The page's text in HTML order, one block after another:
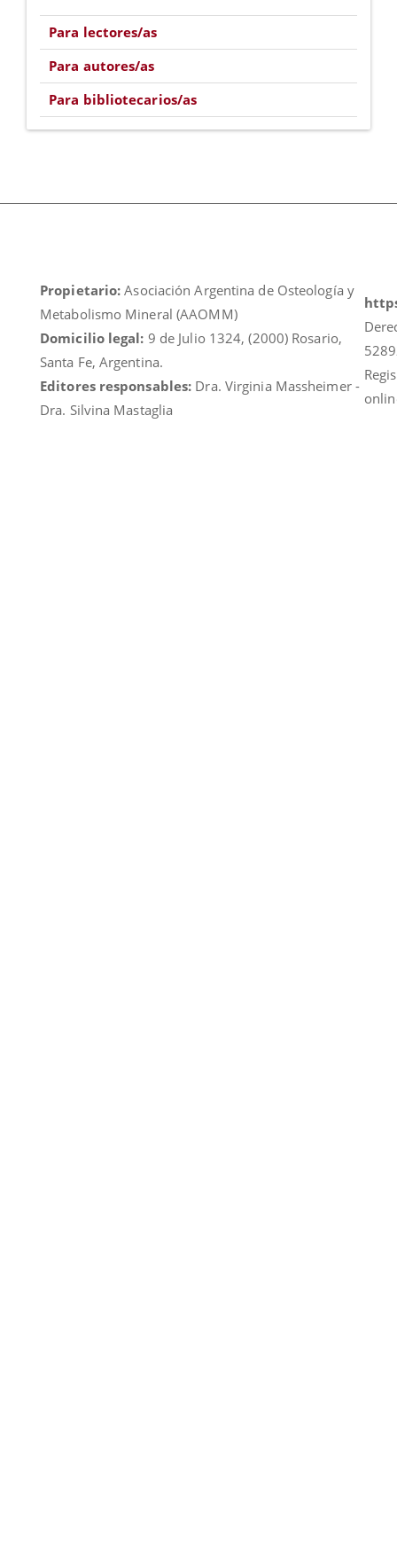
Para lectores/as
Para autores/as
Para bibliotecarios/as
Propietario: Asociación Argentina de Osteología y
Metabolismo Mineral (AAOMM)
Domicilio legal: 9 de Julio 1324, (2000) Rosario,
Santa Fe, Argentina.
Editores responsables: Dra. Virginia Massheimer -
Dra. Silvina Mastaglia